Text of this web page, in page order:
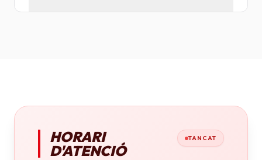
HORARI
D'ATENCIÓ
TANCAT